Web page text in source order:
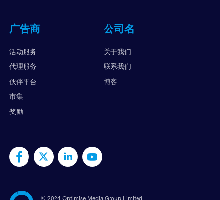
广告商
活动服务
代理服务
伙伴平台
市集
奖励
公司名
关于我们
联系我们
博客
© 2024 Optimise Media Group Limited